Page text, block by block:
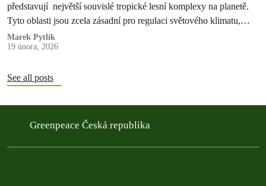
představují největší souvislé tropické lesní komplexy na planetě.
Tyto oblasti jsou zcela zásadní pro regulaci světového klimatu,
koloběh vody a uchování…
Marek Pytlík
19 února, 2026
See all posts
Greenpeace Česká republika